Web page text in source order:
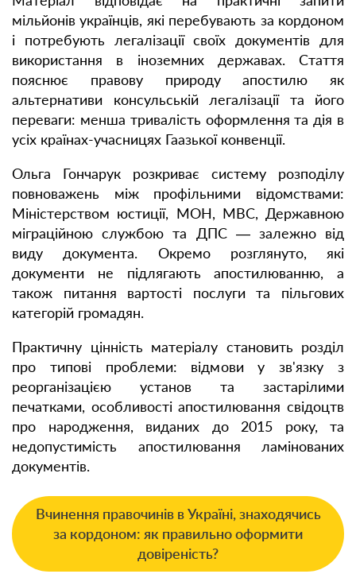
мільйонів українців, які перебувають за кордоном
і потребують легалізації своїх документів для
використання в іноземних державах. Стаття
пояснює правову природу апостилю як
альтернативи консульській легалізації та його
переваги: менша тривалість оформлення та дія в
усіх країнах-учасницях Гаазької конвенції.
Ольга Гончарук розкриває систему розподілу
повноважень між профільними відомствами:
Міністерством юстиції, МОН, МВС, Державною
міграційною службою та ДПС — залежно від
виду документа. Окремо розглянуто, які
документи не підлягають апостилюванню, а
також питання вартості послуги та пільгових
категорій громадян.
Практичну цінність матеріалу становить розділ
про типові проблеми: відмови у зв'язку з
реорганізацією установ та застарілими
печатками, особливості апостилювання свідоцтв
про народження, виданих до 2015 року, та
недопустимість апостилювання ламінованих
документів.
Вчинення правочинів в Україні, знаходячись
за кордоном: як правильно оформити
довіреність?